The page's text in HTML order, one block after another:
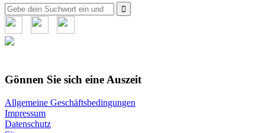
Suche
nach:
Gönnen Sie sich eine Auszeit
Allgemeine Geschäftsbedingungen
Impressum
Datenschutz